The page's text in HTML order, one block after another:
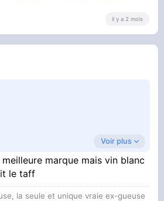
il y a 2 mois
Voir plus
marque mais vin blanc
le taff
la seule et unique vraie ex-gueuse